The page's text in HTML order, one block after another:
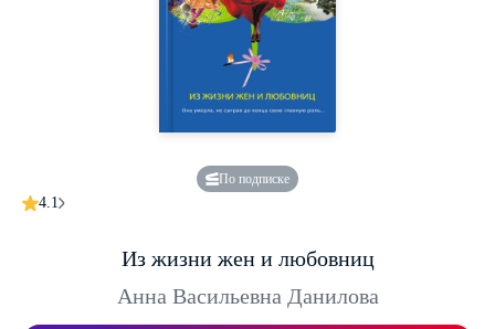
По подписке
4.1
Из жизни жен и любовниц
Анна Васильевна Данилова